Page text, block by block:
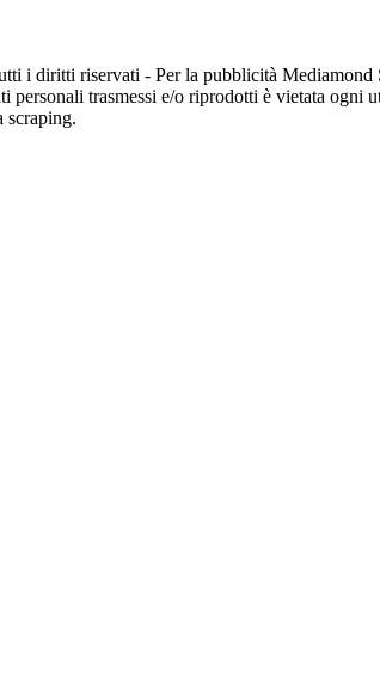
i diritti riservati - Per la pubblicità
personali trasmessi e/o riprodotti è vietata ogni
scraping.